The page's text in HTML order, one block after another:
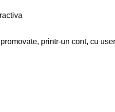
printr-un cont, cu